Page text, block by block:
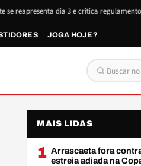
dia 3 e critica regulamento do NBB
JOGA HOJE?
Buscar por:
MAIS LIDAS
1 Arrascaeta fora
estreia adiada na